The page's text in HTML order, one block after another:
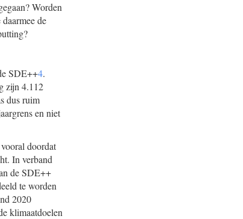
Worden
de
SDE++4.
zijn 4.112
dus ruim
en niet
doordat
In verband
de SDE++
te worden
2020
klimaatdoelen